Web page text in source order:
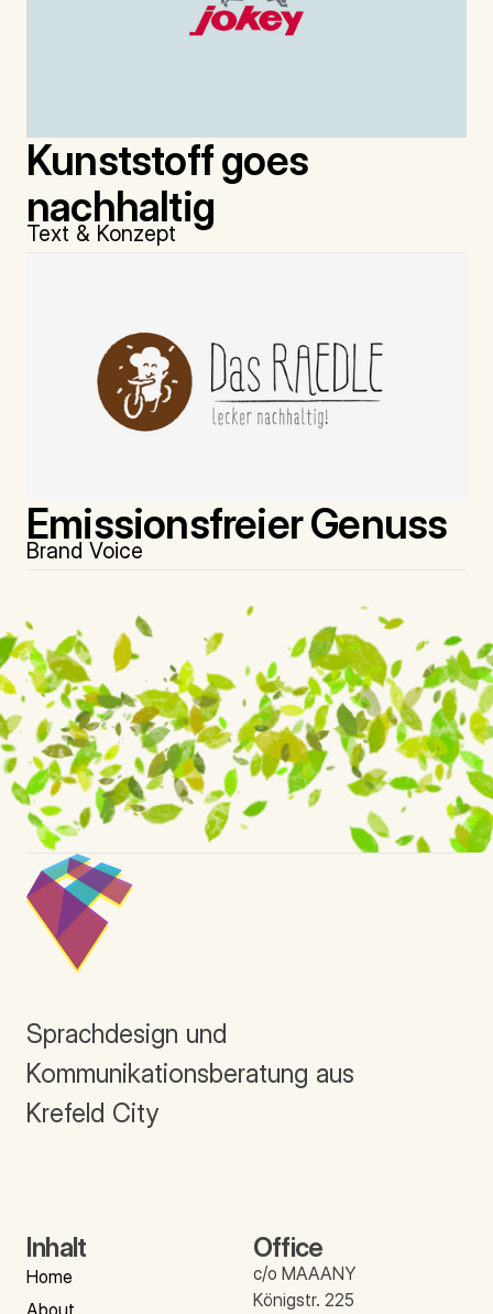
Kunststoff goes
nachhaltig
Text & Konzept
Emissionsfreier Genuss
Brand Voice
Sprachdesign und
Kommunikationsberatung aus
Krefeld City
Office
c/o MAAANY
Königstr. 225
Inhalt
Home